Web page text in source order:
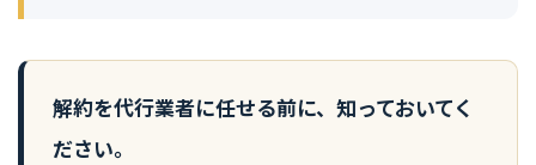
解約を代行業者に任せる前に、知っておいてく
ださい。